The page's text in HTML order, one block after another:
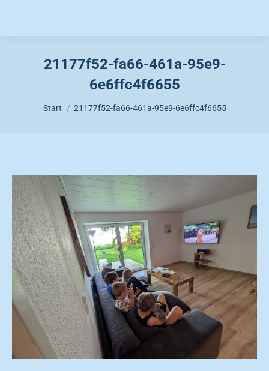
21177f52-fa66-461a-95e9-
6e6ffc4f6655
Sie befinden sich hier:
Start 21177f52-fa66-461a-95e9-6e6ffc4f6655